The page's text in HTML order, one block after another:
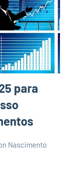
para
Nascimento